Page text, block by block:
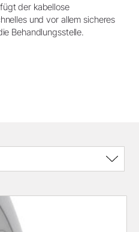
der kabellose
und vor allem sicheres
Behandlungsstelle.